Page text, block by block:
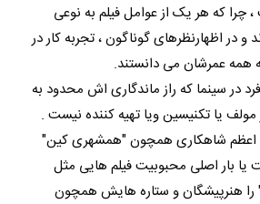
که هر یک از عوامل فیلم به نوعی
و در اظهارنظرهای گوناگون ، تجربه کار در
همه عمرشان می دانستند.
در سینما که راز ماندگاری اش محدود به
یا تکنیسین ویا تهیه کننده نیست .
اعظم شاهکاری همچون "همشهری کین"
یا بار اصلی محبوبیت فیلم هایی مثل
را هنرپیشگان و ستاره هایش همچون